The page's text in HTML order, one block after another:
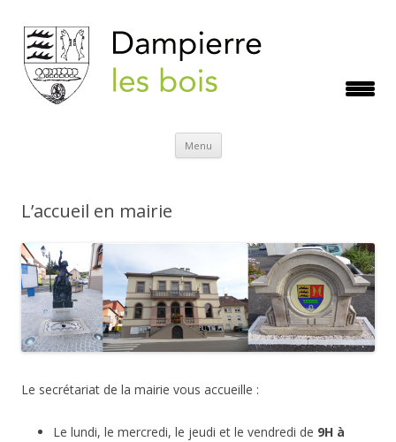
Menu Aller
contenu
L’accueil en mairie
Le secrétariat de la mairie vous accueille :
Le lundi, le mercredi, le jeudi et le vendredi de 9H à